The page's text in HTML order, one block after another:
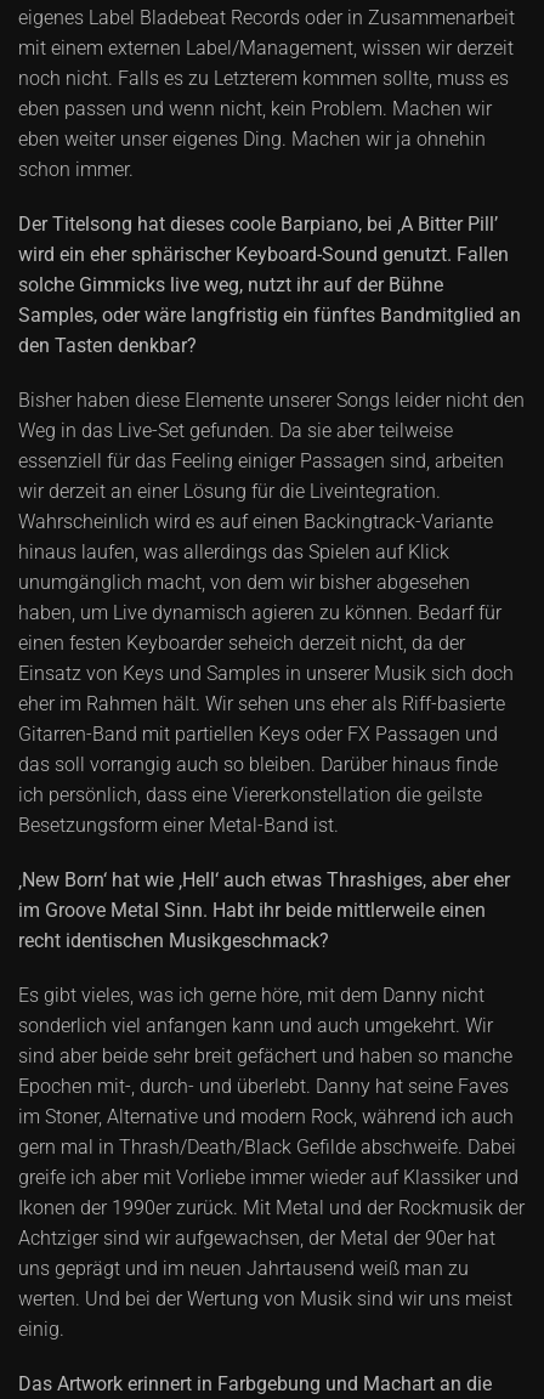
eigenes Label Bladebeat Records oder in Zusammenarbeit
mit einem externen Label/Management, wissen wir derzeit
noch nicht. Falls es zu Letzterem kommen sollte, muss es
eben passen und wenn nicht, kein Problem. Machen wir
eben weiter unser eigenes Ding. Machen wir ja ohnehin
schon immer.
Der Titelsong hat dieses coole Barpiano, bei ‚A Bitter Pill’
wird ein eher sphärischer Keyboard-Sound genutzt. Fallen
solche Gimmicks live weg, nutzt ihr auf der Bühne
Samples, oder wäre langfristig ein fünftes Bandmitglied an
den Tasten denkbar?
Bisher haben diese Elemente unserer Songs leider nicht den
Weg in das Live-Set gefunden. Da sie aber teilweise
essenziell für das Feeling einiger Passagen sind, arbeiten
wir derzeit an einer Lösung für die Liveintegration.
Wahrscheinlich wird es auf einen Backingtrack-Variante
hinaus laufen, was allerdings das Spielen auf Klick
unumgänglich macht, von dem wir bisher abgesehen
haben, um Live dynamisch agieren zu können. Bedarf für
einen festen Keyboarder seheich derzeit nicht, da der
Einsatz von Keys und Samples in unserer Musik sich doch
eher im Rahmen hält. Wir sehen uns eher als Riff-basierte
Gitarren-Band mit partiellen Keys oder FX Passagen und
das soll vorrangig auch so bleiben. Darüber hinaus finde
ich persönlich, dass eine Viererkonstellation die geilste
Besetzungsform einer Metal-Band ist.
‚New Born‘ hat wie ‚Hell‘ auch etwas Thrashiges, aber eher
im Groove Metal Sinn. Habt ihr beide mittlerweile einen
recht identischen Musikgeschmack?
Es gibt vieles, was ich gerne höre, mit dem Danny nicht
sonderlich viel anfangen kann und auch umgekehrt. Wir
sind aber beide sehr breit gefächert und haben so manche
Epochen mit-, durch- und überlebt. Danny hat seine Faves
im Stoner, Alternative und modern Rock, während ich auch
gern mal in Thrash/Death/Black Gefilde abschweife. Dabei
greife ich aber mit Vorliebe immer wieder auf Klassiker und
Ikonen der 1990er zurück. Mit Metal und der Rockmusik der
Achtziger sind wir aufgewachsen, der Metal der 90er hat
uns geprägt und im neuen Jahrtausend weiß man zu
werten. Und bei der Wertung von Musik sind wir uns meist
einig.
Das Artwork erinnert in Farbgebung und Machart an die